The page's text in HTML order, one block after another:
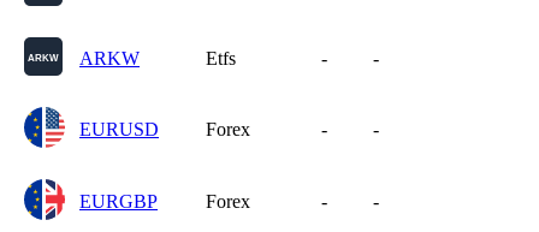
ARKW Etfs - -
EURUSD Forex - -
EURGBP Forex - -